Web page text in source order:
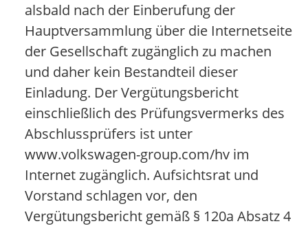
alsbald nach der Einberufung der
Hauptversammlung über die Internetseite
der Gesellschaft zugänglich zu machen
und daher kein Bestandteil dieser
Einladung. Der Vergütungsbericht
einschließlich des Prüfungsvermerks des
Abschlussprüfers ist unter
www.volkswagen-group.com/hv im
Internet zugänglich. Aufsichtsrat und
Vorstand schlagen vor, den
Vergütungsbericht gemäß § 120a Absatz 4